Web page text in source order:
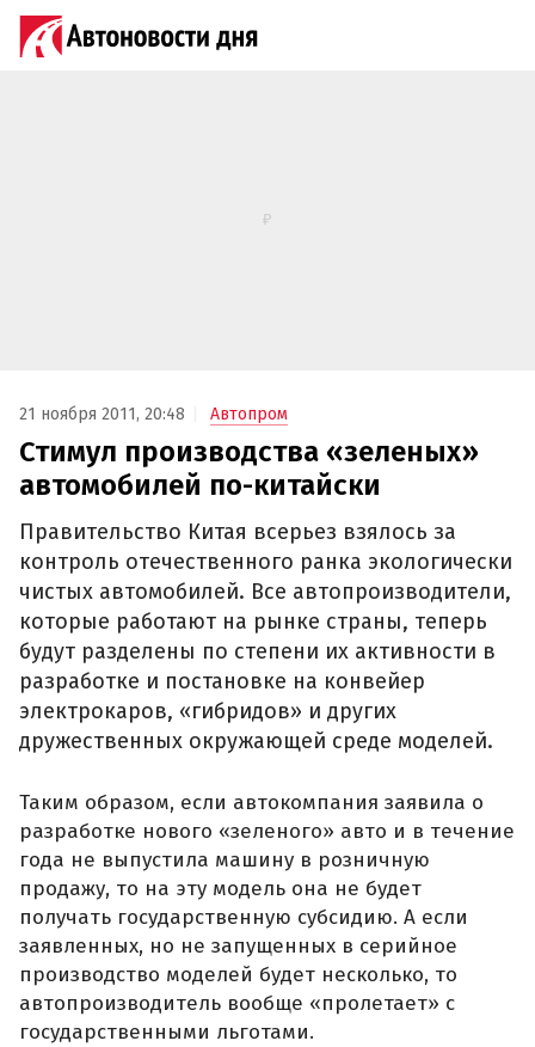
21 ноября 2011, 20:48 Автопром
Стимул производства «зеленых»
автомобилей по-китайски
Правительство Китая всерьез взялось за
контроль отечественного ранка экологически
чистых автомобилей. Все автопроизводители,
которые работают на рынке страны, теперь
будут разделены по степени их активности в
разработке и постановке на конвейер
электрокаров, «гибридов» и других
дружественных окружающей среде моделей.
Таким образом, если автокомпания заявила о
разработке нового «зеленого» авто и в течение
года не выпустила машину в розничную
продажу, то на эту модель она не будет
получать государственную субсидию. А если
заявленных, но не запущенных в серийное
производство моделей будет несколько, то
автопроизводитель вообще «пролетает» с
государственными льготами.